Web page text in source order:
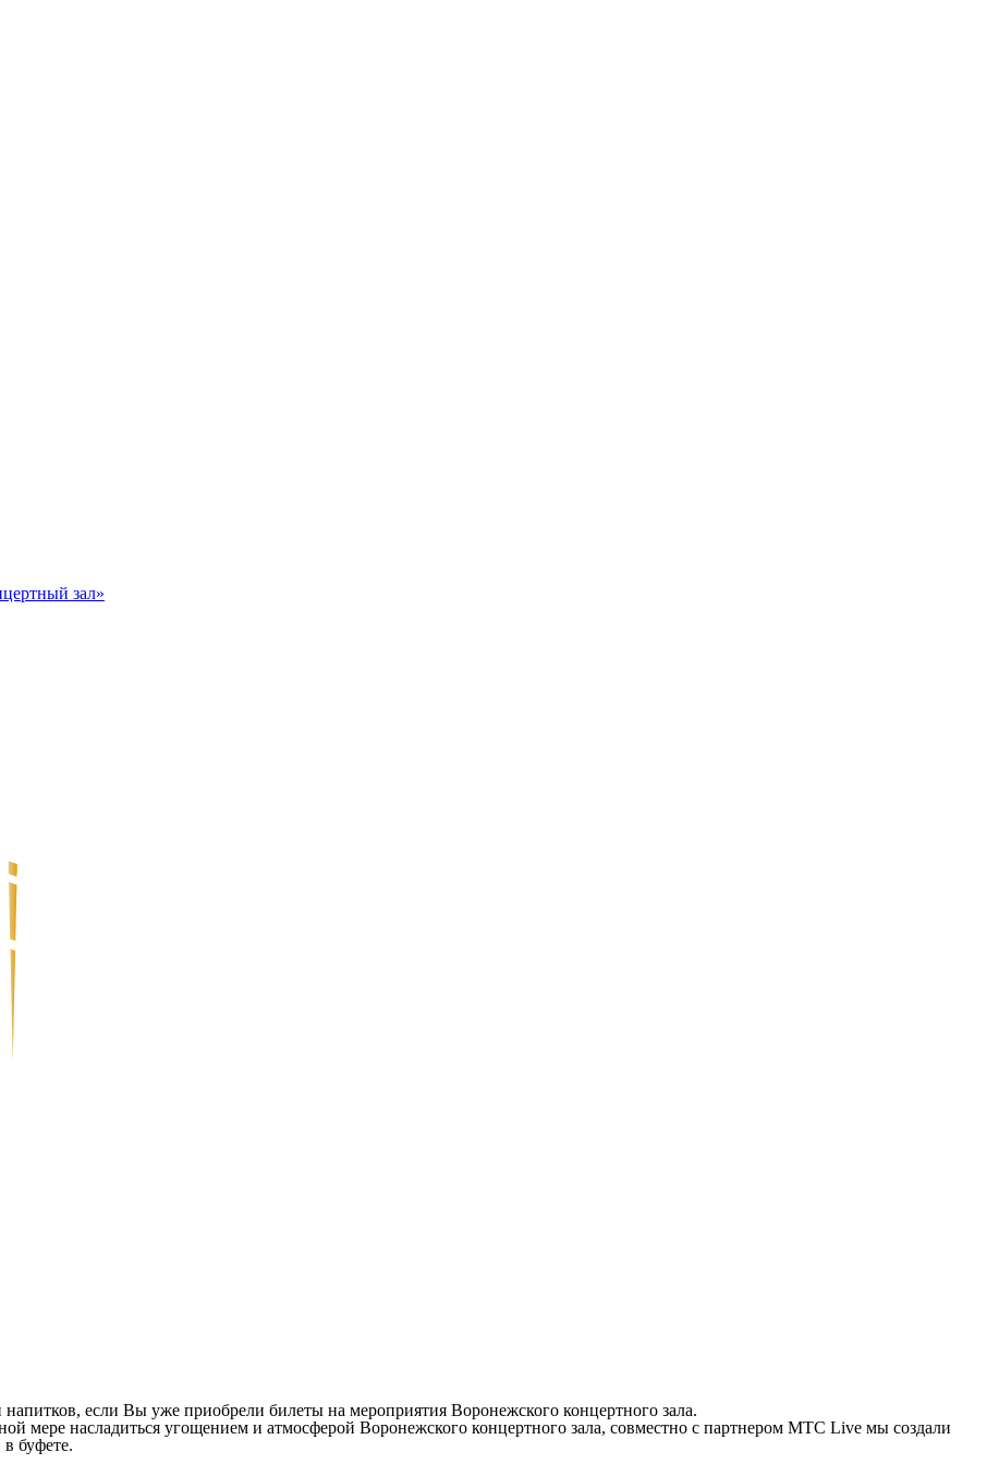
зал»
если Вы уже приобрели билеты на мероприятия Воронежского концертного зала.
мере насладиться угощением и атмосферой Воронежского концертного зала, совместно с партнером МТС Live мы создали
буфете.